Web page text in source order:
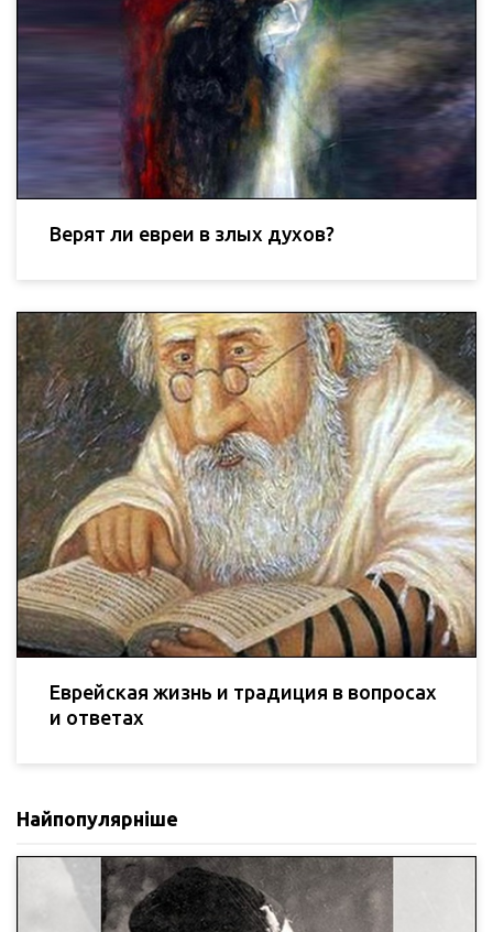
Верят ли евреи в злых духов?
Еврейская жизнь и традиция в вопросах
и ответах
Найпопулярніше